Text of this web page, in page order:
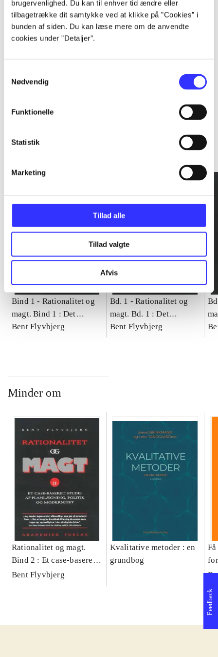
brugervenlighed. Du kan til enhver tid ændre eller
tilbagetrække dit samtykke ved at klikke på ”Cookies” i
bunden af siden. Du kan læse mere om de anvendte
cookies under ”Detaljer”.
Nødvendig
Funktionelle
Statistik
Marketing
Tillad alle
Tillad valgte
Afvis
...
Bind 1 - Rationalitet og
magt. Bind 1 : Det
konkretes videnskab
Bent Flyvbjerg
Bd. 1 -Rationalitet og
magt. Bd. 1 : Det
konkretes videnskab
Bent Flyvbjerg
Minder om
Rationalitet og magt.
Bind 2 : Et case-baseret
studie af planlægning,
Bent Flyvbjerg
Kvalitative metoder : en
grundbog
Feedback